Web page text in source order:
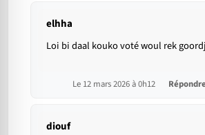
elhha
Loi bi daal kouko voté woul rek
Le 12 mars 2026 à 0h12 Répondre
diouf